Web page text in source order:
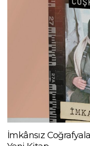
İmkânsız